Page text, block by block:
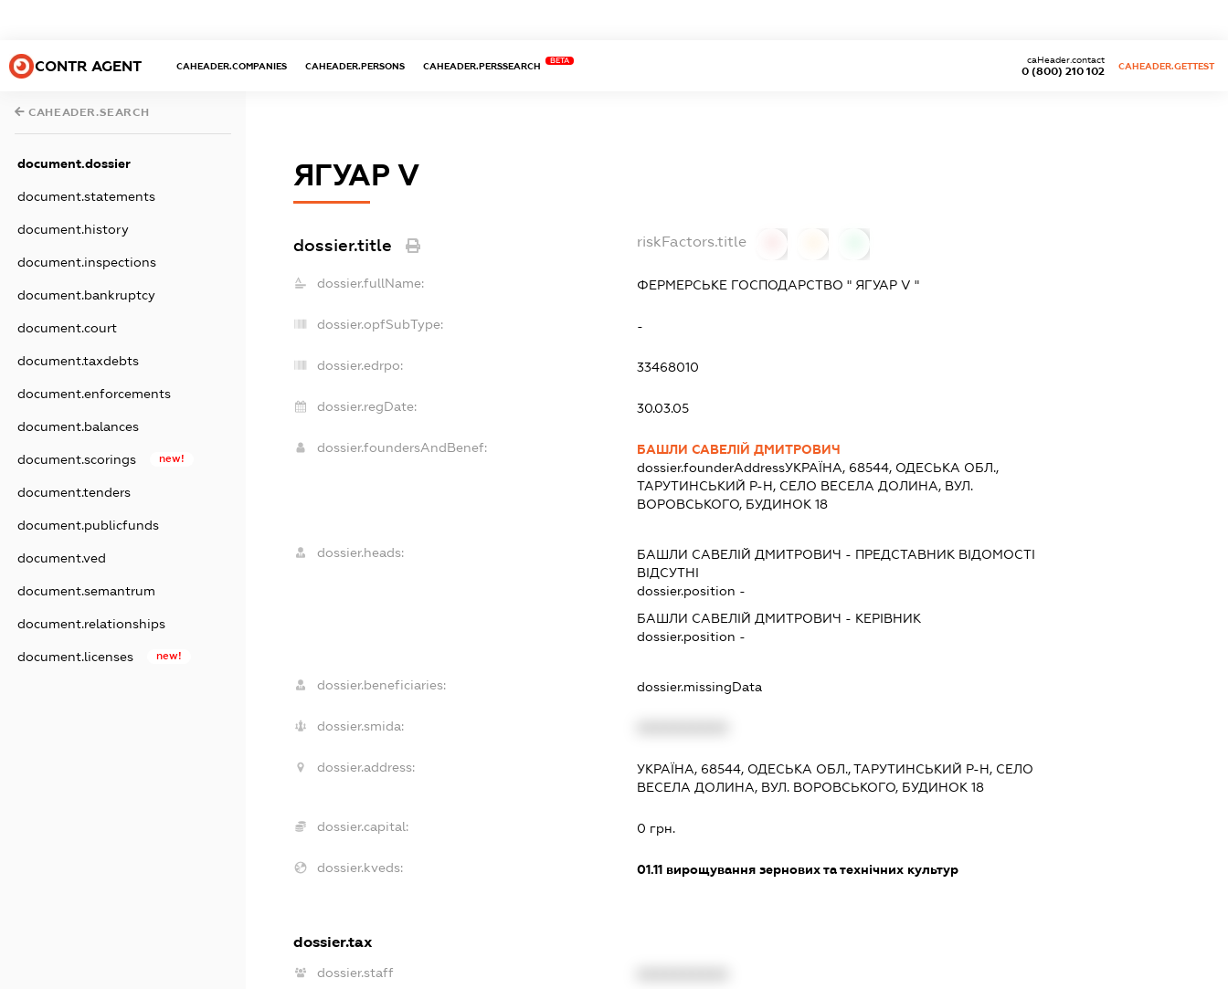
CONTR AGENT CAHEADER.COMPANIES CAHEADER.PERSONS CAHEADER.PERSSEARCH
BETA
0 (800) 210 102
caHeader.contact
CAHEADER.GETTEST
CAHEADER.SEARCH
document.dossier
document.statements
document.history
document.inspections
document.bankruptcy
document.court
document.taxdebts
document.enforcements
document.balances
document.scorings new!
document.tenders
document.publicfunds
document.ved
document.semantrum
document.relationships
document.licenses new!
ЯГУАР V
dossier.title riskFactors.title
dossier.fullName: ФЕРМЕРСЬКЕ ГОСПОДАРСТВО " ЯГУАР V "
dossier.opfSubType: -
dossier.edrpo: 33468010
dossier.regDate: 30.03.05
dossier.foundersAndBenef:
БАШЛИ САВЕЛІЙ ДМИТРОВИЧ
dossier.founderAddressУКРАЇНА, 68544, ОДЕСЬКА ОБЛ.,
ТАРУТИНСЬКИЙ Р-Н, СЕЛО ВЕСЕЛА ДОЛИНА, ВУЛ.
ВОРОВСЬКОГО, БУДИНОК 18
dossier.heads: БАШЛИ САВЕЛІЙ ДМИТРОВИЧ - ПРЕДСТАВНИК ВІДОМОСТІ
ВІДСУТНІ
dossier.position -
БАШЛИ САВЕЛІЙ ДМИТРОВИЧ - КЕРІВНИК
dossier.position -
dossier.beneficiaries: dossier.missingData
dossier.smida:
dossier.address:
УКРАЇНА, 68544, ОДЕСЬКА ОБЛ., ТАРУТИНСЬКИЙ Р-Н, СЕЛО
ВЕСЕЛА ДОЛИНА, ВУЛ. ВОРОВСЬКОГО, БУДИНОК 18
dossier.capital: 0 грн.
dossier.kveds: 01.11 вирощування зернових та технічних культур
dossier.tax
dossier.staff